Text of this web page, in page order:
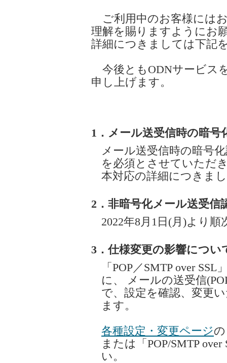
ご利用中のお客様には
理解を賜りますようにお
詳細につきましては下記
今後ともODNサービス
申し上げます。
1．メール送受信時の暗
メール送受信時の暗号化
を必須とさせていただ
本対応の詳細につきま
2．非暗号化メール送受信
2022年8月1日(月)より順
3．仕様変更の影響につい
「POP／SMTP over
に、 メールの送受信
で、設定を確認、変更
ます。
各種設定・変更ページ
または「POP/SMTP
い。